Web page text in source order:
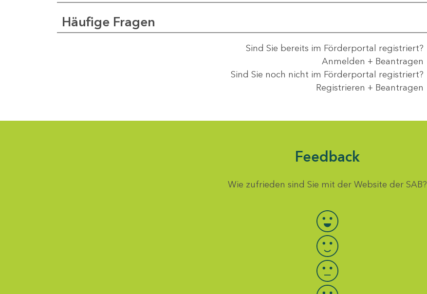
Häufige Fragen
Sind Sie bereits im Förderportal registriert?
Anmelden + Beantragen
Sind Sie noch nicht im Förderportal registriert?
Registrieren + Beantragen
Feedback
Wie zufrieden sind Sie mit der Website der SAB?
Bewertung auswählen